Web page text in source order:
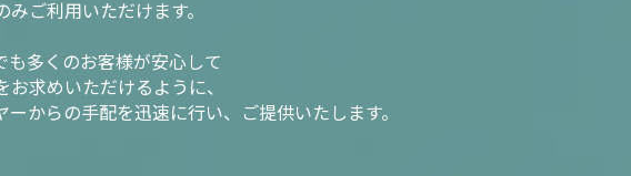
ご利用いただけます。
も多くのお客様が安心して
お求めいただけるように、
からの手配を迅速に行い、ご提供いたします。